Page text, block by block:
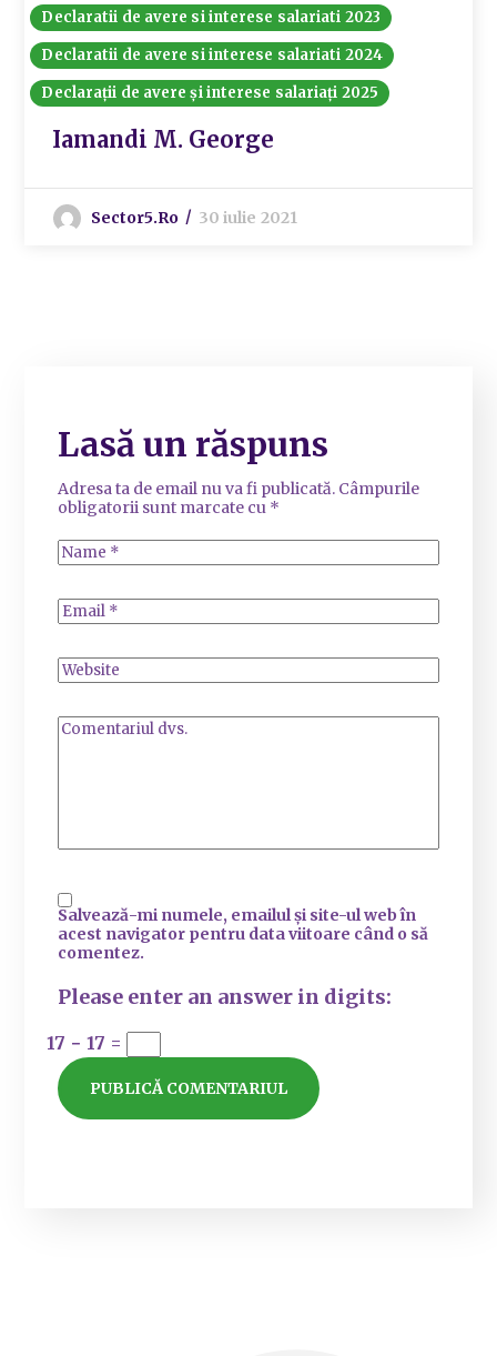
Declaratii de avere si interese salariati 2023
Declaratii de avere si interese salariati 2024
Declarații de avere și interese salariați 2025
Iamandi M. George
Sector5.ro 30 iulie 2021
Lasă un răspuns
Adresa ta de email nu va fi publicată. Câmpurile
obligatorii sunt marcate cu *
Salvează-mi numele, emailul și site-ul web în
acest navigator pentru data viitoare când o să
comentez.
Please enter an answer in digits:
17 − 17 =